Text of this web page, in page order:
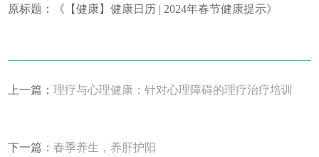
原标题：《【健康】健康日历 | 2024年春节健康提示》
上一篇：理疗与心理健康：针对心理障碍的理疗治疗培训
下一篇：春季养生，养肝护阳